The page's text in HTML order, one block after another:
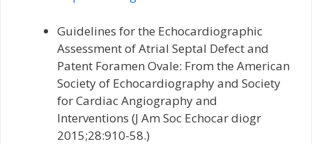
Guidelines for the Echocardiographic
Assessment of Atrial Septal Defect and
Patent Foramen Ovale: From the American
Society of Echocardiography and Society
for Cardiac Angiography and
Interventions (J Am Soc Echocar diogr
2015;28:910-58.)